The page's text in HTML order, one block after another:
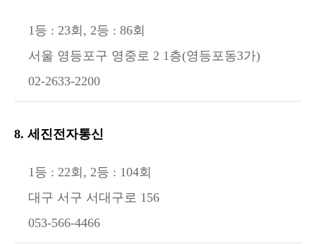
1등 : 23회, 2등 : 86회
서울 영등포구 영중로 2 1층(영등포동3가)
02-2633-2200
8. 세진전자통신
1등 : 22회, 2등 : 104회
대구 서구 서대구로 156
053-566-4466